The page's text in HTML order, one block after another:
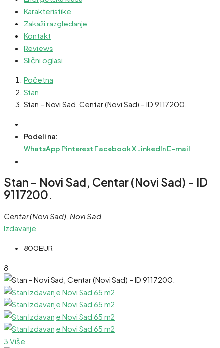
Karakteristike
Zakaži razgledanje
Kontakt
Reviews
Slični oglasi
Početna
Stan
Stan – Novi Sad, Centar (Novi Sad) – ID 9117200.
Podeli na:
WhatsApp Pinterest FacebookXLinkedInE-mail
Stan – Novi Sad, Centar (Novi Sad) – ID
9117200.
Centar (Novi Sad), Novi Sad
Izdavanje
800EUR
8
3 Više